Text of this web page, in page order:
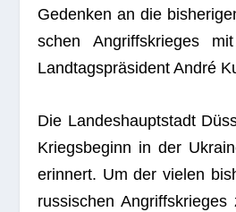
Geden­ken an die
schen Angriffs­krie­ges
Land­tags­prä­si­dent André
Die Lan­des­haupt­stadt
Kriegs­be­ginn in der
erin­nert. Um der vie­len
rus­si­schen